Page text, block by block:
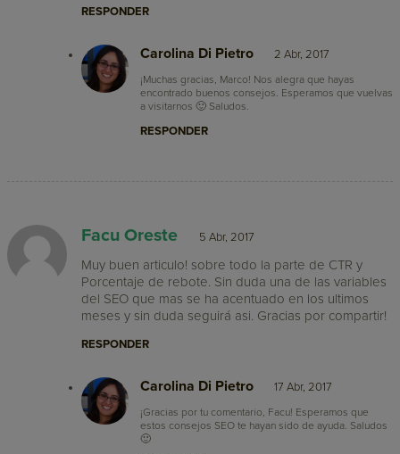
RESPONDER
Carolina Di Pietro 2 Abr, 2017
¡Muchas gracias, Marco! Nos alegra que hayas
encontrado buenos consejos. Esperamos que vuelvas
a visitarnos 🙂 Saludos.
RESPONDER
Facu Oreste 5 Abr, 2017
Muy buen articulo! sobre todo la parte de CTR y
Porcentaje de rebote. Sin duda una de las variables
del SEO que mas se ha acentuado en los ultimos
meses y sin duda seguirá asi. Gracias por compartir!
RESPONDER
Carolina Di Pietro 17 Abr, 2017
¡Gracias por tu comentario, Facu! Esperamos que
estos consejos SEO te hayan sido de ayuda. Saludos
🙂